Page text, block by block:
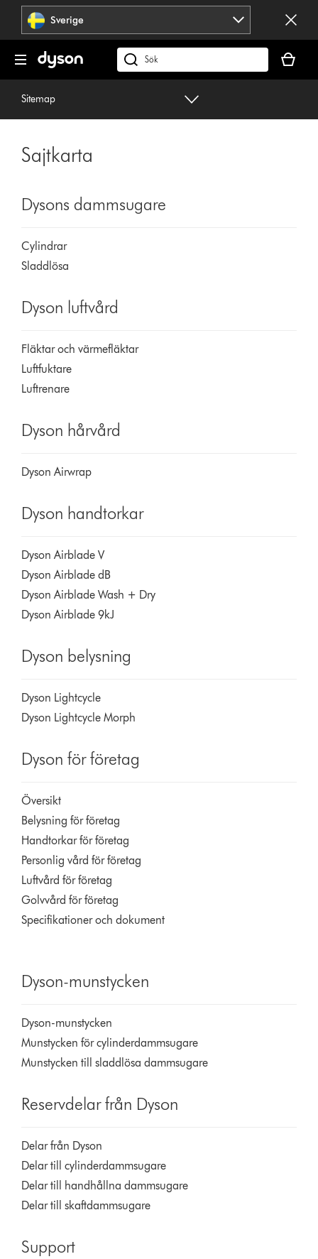
Hoppa
navigering
Sverige
Sök
på
är
tom
Sitemap
Sajtkarta
Dysons dammsugare
Cylindrar
Sladdlösa
Dyson luftvård
Fläktar och värmefläktar
Luftfuktare
Luftrenare
Dyson hårvård
Dyson Airwrap
Dyson handtorkar
Dyson Airblade V
Dyson Airblade dB
Dyson Airblade Wash + Dry
Dyson Airblade 9kJ
Dyson belysning
Dyson Lightcycle
Dyson Lightcycle Morph
Dyson för företag
Översikt
Belysning för företag
Handtorkar för företag
Personlig vård för företag
Luftvård för företag
Golvvård för företag
Specifikationer och dokument
Dyson-munstycken
Dyson-munstycken
Munstycken för cylinderdammsugare
Munstycken till sladdlösa dammsugare
Reservdelar från Dyson
Delar från Dyson
Delar till cylinderdammsugare
Delar till handhållna dammsugare
Delar till skaftdammsugare
Support